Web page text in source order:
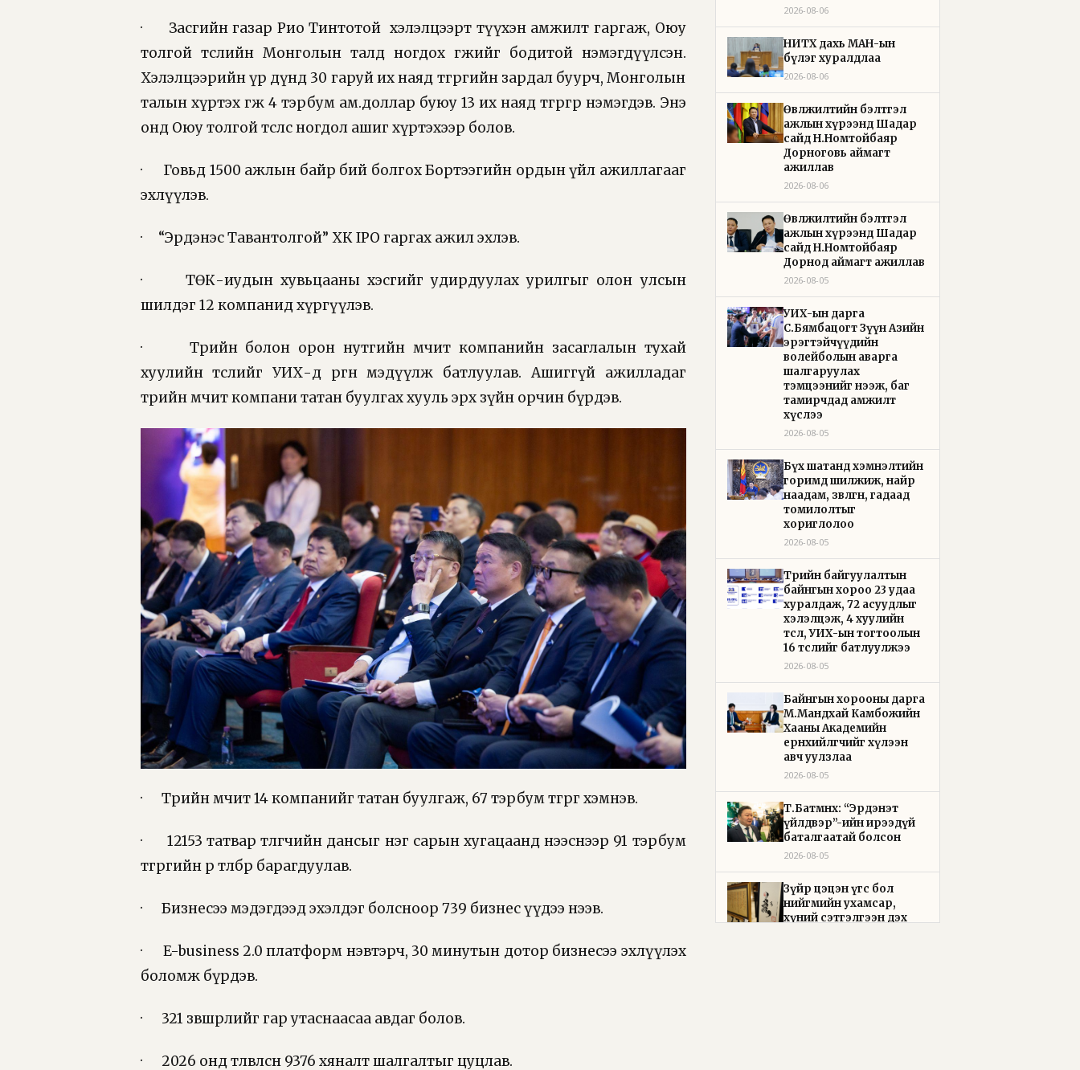
· Засгийн газар Рио Тинтотой хэлэлцээрт түүхэн амжилт гаргаж, Оюу
толгой төслийн Монголын талд ногдох өгөөжийг бодитой нэмэгдүүлсэн.
Хэлэлцээрийн үр дүнд 30 гаруй их наяд төгрөгийн зардал буурч, Монголын
талын хүртэх өгөөж 4 тэрбум ам.доллар буюу 13 их наяд төгрөгөөр нэмэгдэв. Энэ
онд Оюу толгой төслөөс ногдол ашиг хүртэхээр болов.
· Говьд 1500 ажлын байр бий болгох Бортээгийн ордын үйл ажиллагааг
эхлүүлэв.
· “Эрдэнэс Тавантолгой” ХК IPO гаргах ажил эхлэв.
· ТӨК-иудын хувьцааны хэсгийг удирдуулах урилгыг олон улсын
шилдэг 12 компанид хүргүүлэв.
· Төрийн болон орон нутгийн өмчит компанийн засаглалын тухай
хуулийн төслийг УИХ-д өргөн мэдүүлж батлуулав. Ашиггүй ажилладаг
төрийн өмчит компани татан буулгах хууль эрх зүйн орчин бүрдэв.
· Төрийн өмчит 14 компанийг татан буулгаж, 67 тэрбум төгрөг хэмнэв.
· 12153 татвар төлөгчийн дансыг нэг сарын хугацаанд нээснээр 91 тэрбум
төгрөгийн өр төлбөр барагдуулав.
· Бизнесээ мэдэгдээд эхэлдэг болсноор 739 бизнес үүдээ нээв.
· E-business 2.0 платформ нэвтэрч, 30 минутын дотор бизнесээ эхлүүлэх
боломж бүрдэв.
· 321 зөвшөөрлийг гар утаснаасаа авдаг болов.
· 2026 онд төлөвлөсөн 9376 хяналт шалгалтыг цуцлав.
2026-08-06
НИТХ дахь МАН-ын
бүлэг хуралдлаа
2026-08-06
Өвөлжилтийн бэлтгэл
ажлын хүрээнд Шадар
сайд Н.Номтойбаяр
Дорноговь аймагт
ажиллав
2026-08-06
Өвөлжилтийн бэлтгэл
ажлын хүрээнд Шадар
сайд Н.Номтойбаяр
Дорнод аймагт ажиллав
2026-08-05
УИХ-ын дарга
С.Бямбацогт Зүүн Азийн
эрэгтэйчүүдийн
волейболын аварга
шалгаруулах
тэмцээнийг нээж, баг
тамирчдад амжилт
хүслээ
2026-08-05
Бүх шатанд хэмнэлтийн
горимд шилжиж, найр
наадам, зөвлөгөөн, гадаад
томилолтыг
хориглолоо
2026-08-05
Төрийн байгуулалтын
байнгын хороо 23 удаа
хуралдаж, 72 асуудлыг
хэлэлцэж, 4 хуулийн
төсөл, УИХ-ын тогтоолын
16 төслийг батлуулжээ
2026-08-05
Байнгын хорооны дарга
М.Мандхай Камбожийн
Хааны Академийн
ерөнхийлөгчийг хүлээн
авч уулзлаа
2026-08-05
Т.Батмөнх: “Эрдэнэт
үйлдвэр”-ийн ирээдүй
баталгаатай болсон
2026-08-05
Зүйр цэцэн үгс бол
нийгмийн ухамсар,
хүний сэтгэлгээн дэх